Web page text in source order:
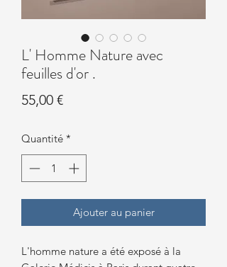
L' Homme Nature avec
feuilles d'or .
55,00 €Prix
Quantité *
Ajouter au panier
L'homme nature a été exposé à la